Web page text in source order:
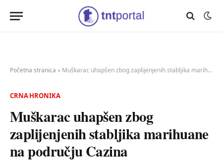
Početna stranica » Muškarac uhapšen zbog zaplijenjenih stabljika marihuane na području Cazina
CRNA HRONIKA
Muškarac uhapšen zbog
zaplijenjenih stabljika marihuane
na području Cazina